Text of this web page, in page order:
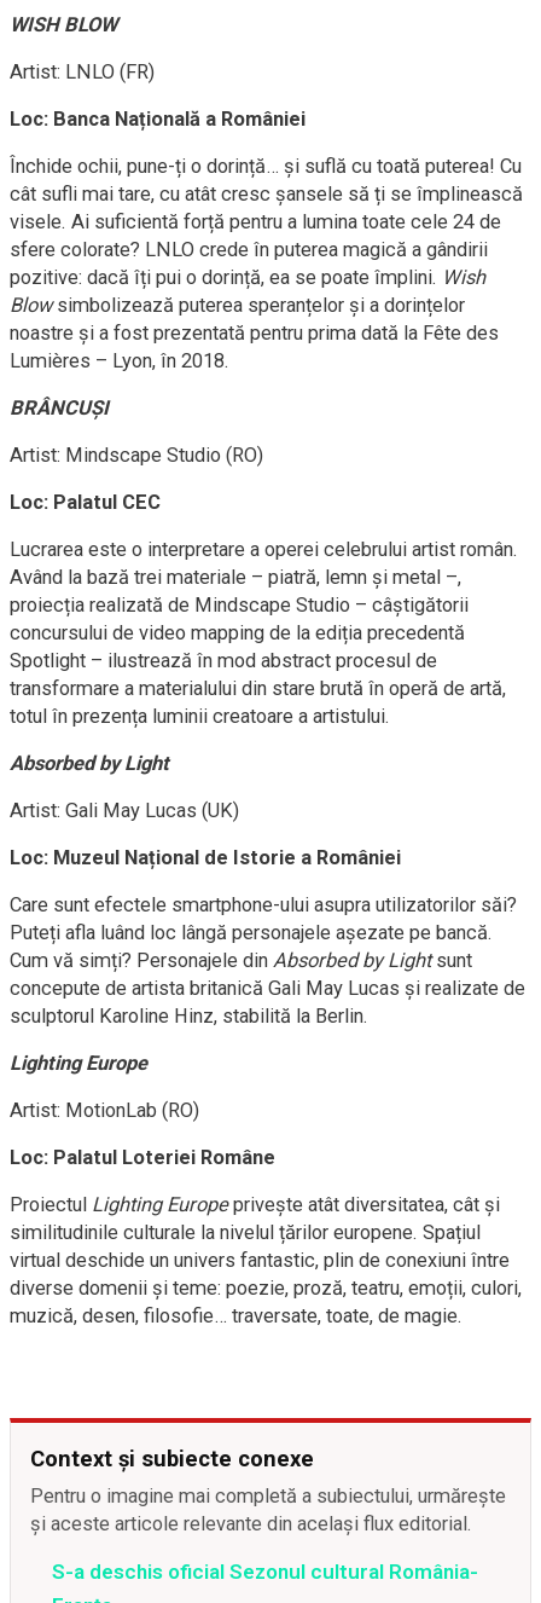
WISH BLOW
Artist: LNLO (FR)
Loc: Banca Națională a României
Închide ochii, pune-ți o dorință… și suflă cu toată puterea! Cu
cât sufli mai tare, cu atât cresc șansele să ți se împlinească
visele. Ai suficientă forță pentru a lumina toate cele 24 de
sfere colorate? LNLO crede în puterea magică a gândirii
pozitive: dacă îți pui o dorință, ea se poate împlini. Wish
Blowsimbolizează puterea speranțelor și a dorințelor
noastre și a fost prezentată pentru prima dată la Fête des
Lumières – Lyon, în 2018.
BRÂNCUȘI
Artist: Mindscape Studio (RO)
Loc: Palatul CEC
Lucrarea este o interpretare a operei celebrului artist român.
Având la bază trei materiale – piatră, lemn și metal –,
proiecția realizată de Mindscape Studio – câștigătorii
concursului de video mapping de la ediția precedentă
Spotlight – ilustrează în mod abstract procesul de
transformare a materialului din stare brută în operă de artă,
totul în prezența luminii creatoare a artistului.
Absorbed by Light
Artist: Gali May Lucas (UK)
Loc: Muzeul Național de Istorie a României
Care sunt efectele smartphone-ului asupra utilizatorilor săi?
Puteți afla luând loc lângă personajele așezate pe bancă.
Cum vă simți? Personajele din Absorbed by Lightsunt
concepute de artista britanică Gali May Lucas și realizate de
sculptorul Karoline Hinz, stabilită la Berlin.
Lighting Europe
Artist: MotionLab (RO)
Loc: Palatul Loteriei Române
Proiectul Lighting Europeprivește atât diversitatea, cât și
similitudinile culturale la nivelul țărilor europene. Spațiul
virtual deschide un univers fantastic, plin de conexiuni între
diverse domenii și teme: poezie, proză, teatru, emoții, culori,
muzică, desen, filosofie… traversate, toate, de magie.
Context și subiecte conexe
Pentru o imagine mai completă a subiectului, urmărește
și aceste articole relevante din același flux editorial.
S-a deschis oficial Sezonul cultural România-